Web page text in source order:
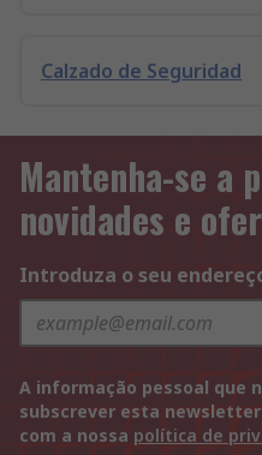
Calzado de Seguridad
Mantenha-se a
novidades e
Introduza o seu
A informação pessoal que
subscrever esta
com a nossa política de